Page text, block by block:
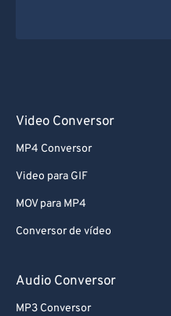
Video Conversor
MP4 Conversor
Video para GIF
MOV para MP4
Conversor de vídeo
Audio Conversor
MP3 Conversor